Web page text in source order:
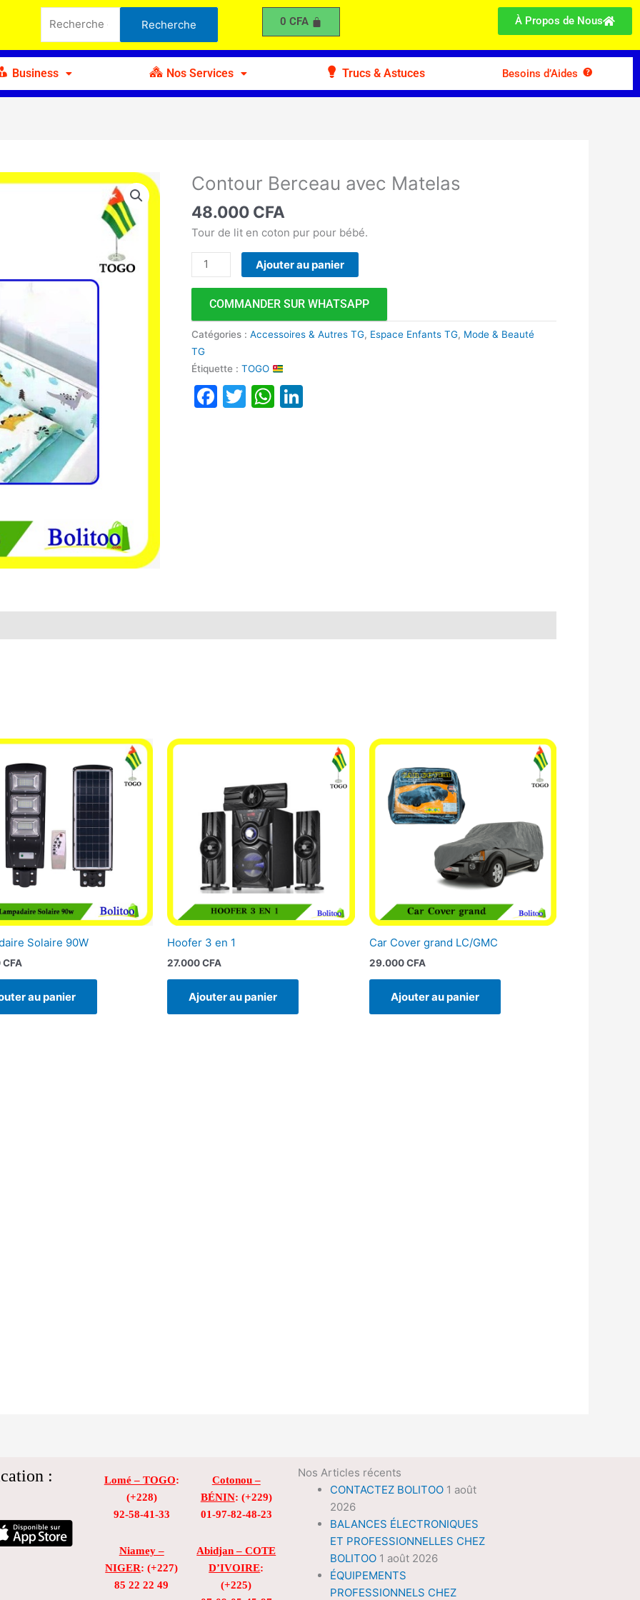
pour :
Recherche 0 CFA À Propos de Nous
Business Nos Services Trucs & Astuces Besoins d’Aides
Contour Berceau avec Matelas
48.000 CFA
Tour de lit en coton pur pour bébé.
quantité
Contour
Berceau
Matelas
Ajouter au panier
COMMANDER SUR WHATSAPP
Catégories :Accessoires & Autres TG, Espace Enfants TG, Mode & Beauté
TG
Étiquette :TOGO
Facebook
TwitterWhatsApp
Solaire 90W
CFA
au panier
Hoofer 3 en 1
27.000CFA
Ajouter au panier
Car Cover grand LC/GMC
29.000CFA
Ajouter au panier
: Lomé – TOGO:
(+228)
92-58-41-33
Niamey –
NIGER: (+227)
85 22 22 49
Cotonou –
BÉNIN: (+229)
01-97-82-48-23
Abidjan – COTE
D’IVOIRE:
(+225)
Nos Articles récents
CONTACTEZ BOLITOO 1 août
2026
BALANCES ÉLECTRONIQUES
ET PROFESSIONNELLES CHEZ
BOLITOO 1 août 2026
ÉQUIPEMENTS
PROFESSIONNELS CHEZ